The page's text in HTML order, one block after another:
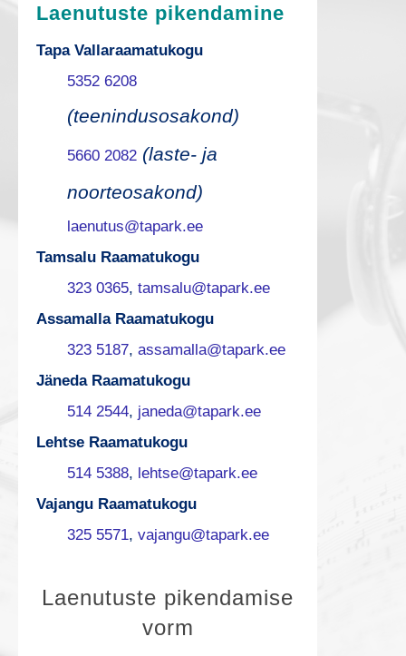
Laenutuste pikendamine
Tapa Vallaraamatukogu
5352 6208
(teenindusosakond)
5660 2082 (laste- ja
noorteosakond)
laenutus@tapark.ee
Tamsalu Raamatukogu
323 0365, tamsalu@tapark.ee
Assamalla Raamatukogu
323 5187, assamalla@tapark.ee
Jäneda Raamatukogu
514 2544, janeda@tapark.ee
Lehtse Raamatukogu
514 5388, lehtse@tapark.ee
Vajangu Raamatukogu
325 5571, vajangu@tapark.ee
LLaenutuste pikendamise
vorm